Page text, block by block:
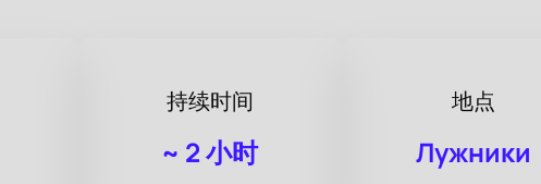
持续时间
~ 2 小时
地点
Лужники